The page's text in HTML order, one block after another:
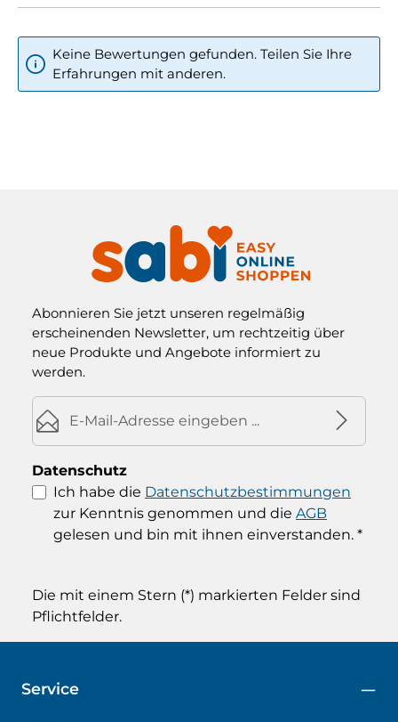
Keine Bewertungen gefunden. Teilen Sie Ihre
Erfahrungen mit anderen.
Abonnieren Sie jetzt unseren regelmäßig
erscheinenden Newsletter, um rechtzeitig über
neue Produkte und Angebote informiert zu
werden.
E-Mail-Adresse*
Datenschutz
Ich habe die Datenschutzbestimmungen
zur Kenntnis genommen und die AGB
gelesen und bin mit ihnen einverstanden. *
Die mit einem Stern (*) markierten Felder sind
Pflichtfelder.
Service